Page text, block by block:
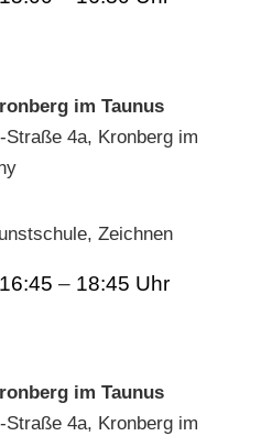
im Taunus
4a, Kronberg im
– 18:45
im Taunus
Straße 4a, Kronberg im